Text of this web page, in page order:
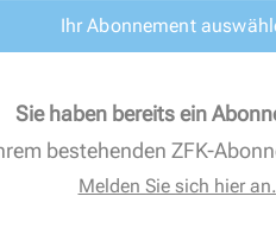
Ihr Abonnement
Sie haben bereits ein
bestehenden ZFK-
Melden Sie sich hier an.